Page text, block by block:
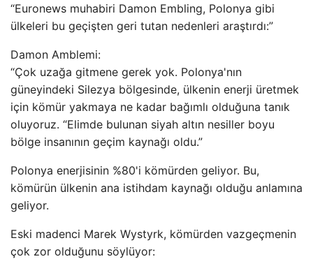
“Euronews muhabiri Damon Embling, Polonya gibi
ülkeleri bu geçişten geri tutan nedenleri araştırdı:”
Damon Amblemi:
“Çok uzağa gitmene gerek yok. Polonya'nın
güneyindeki Silezya bölgesinde, ülkenin enerji üretmek
için kömür yakmaya ne kadar bağımlı olduğuna tanık
oluyoruz. “Elimde bulunan siyah altın nesiller boyu
bölge insanının geçim kaynağı oldu.”
Polonya enerjisinin %80'i kömürden geliyor. Bu,
kömürün ülkenin ana istihdam kaynağı olduğu anlamına
geliyor.
Eski madenci Marek Wystyrk, kömürden vazgeçmenin
çok zor olduğunu söylüyor: